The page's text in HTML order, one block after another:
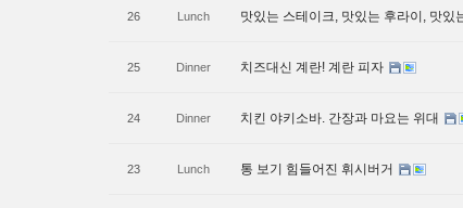
26 Lunch 맛있는 스테이크, 맛있는 후라이, 맛있
25 Dinner 치즈대신 계란! 계란 피자
24 Dinner 치킨 야키소바. 간장과 마요는 위대
23 Lunch 통 보기 힘들어진 휘시버거